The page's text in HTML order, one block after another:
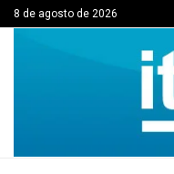
8 de agosto de 2026